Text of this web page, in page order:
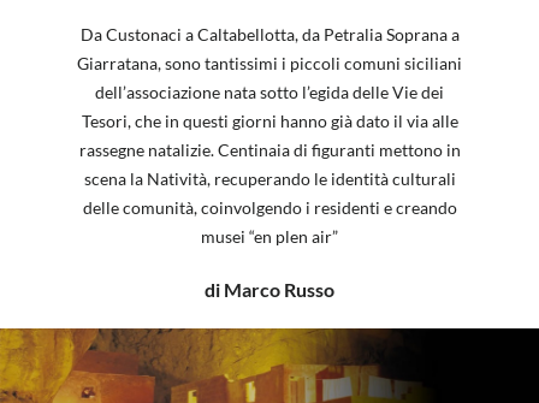
Da Custonaci a Caltabellotta, da Petralia Soprana a
Giarratana, sono tantissimi i piccoli comuni siciliani
dell’associazione nata sotto l’egida delle Vie dei
Tesori, che in questi giorni hanno già dato il via alle
rassegne natalizie. Centinaia di figuranti mettono in
scena la Natività, recuperando le identità culturali
delle comunità, coinvolgendo i residenti e creando
musei “en plen air”
di Marco Russo